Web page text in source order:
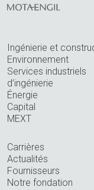
Ingénierie et
Environnement
Services industriels
d’ingénierie
Énergie
Capital
MEXT
Carrières
Actualités
Fournisseurs
Notre fondation